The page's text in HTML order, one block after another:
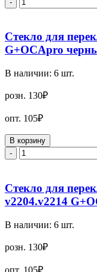
-
Стекло для
G+OCApro
В наличии: 6 шт.
розн. 130₽
опт. 105₽
В корзину
-
Стекло для
v2204.v2214
В наличии: 6 шт.
розн. 130₽
опт. 105₽